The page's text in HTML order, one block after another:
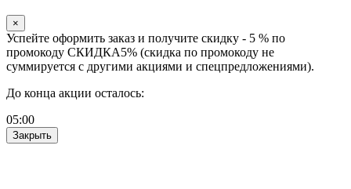
×
Успейте оформить заказ и получите скидку - 5 % по
промокоду СКИДКА5% (скидка по промокоду не
суммируется с другими акциями и спецпредложениями).
До конца акции осталось:
05:00
Закрыть